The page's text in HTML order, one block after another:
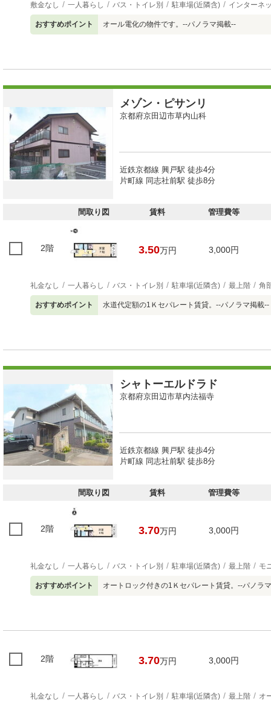
敷金なし 一人暮らし バス・トイレ別 駐車場(近隣含) インターネ
おすすめポイント オール電化の物件です。--パノラマ掲載--
メゾン・ピサンリ
京都府京田辺市草内山科
近鉄京都線 興戸駅 徒歩4分
片町線 同志社前駅 徒歩8分
間取り図 賃料 管理費等
2階 3.50万円 3,000円
礼金なし 一人暮らし バス・トイレ別 駐車場(近隣含) 最上階 角
おすすめポイント 水道代定額の1Ｋセパレート賃貸。--パノラマ掲載--
シャトーエルドラド
京都府京田辺市草内法福寺
近鉄京都線 興戸駅 徒歩4分
片町線 同志社前駅 徒歩8分
間取り図 賃料 管理費等
2階 3.70万円 3,000円
礼金なし 一人暮らし バス・トイレ別 駐車場(近隣含) 最上階 モ
おすすめポイント オートロック付きの1Ｋセパレート賃貸。--パノラ
2階 3.70万円 3,000円
礼金なし 一人暮らし バス・トイレ別 駐車場(近隣含) 最上階 オ